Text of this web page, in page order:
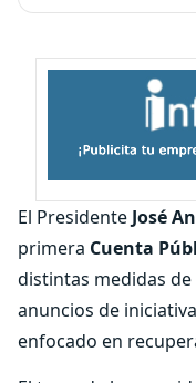
El Presidente José
primera Cuenta
distintas medidas de
anuncios de
enfocado en